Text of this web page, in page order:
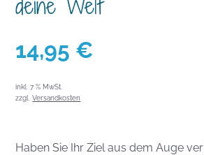
14,95 €
inkl. 7 % MwSt.
zzgl.Versandkosten
Haben Sie Ihr Ziel aus dem Auge